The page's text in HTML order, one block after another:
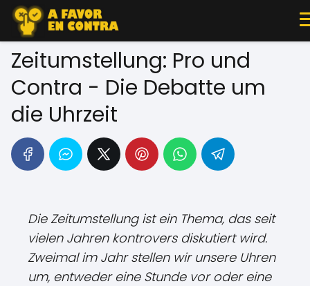
Zeitumstellung: Pro und
Contra - Die Debatte um
die Uhrzeit
Die Zeitumstellung ist ein Thema, das seit
vielen Jahren kontrovers diskutiert wird.
Zweimal im Jahr stellen wir unsere Uhren
um, entweder eine Stunde vor oder eine